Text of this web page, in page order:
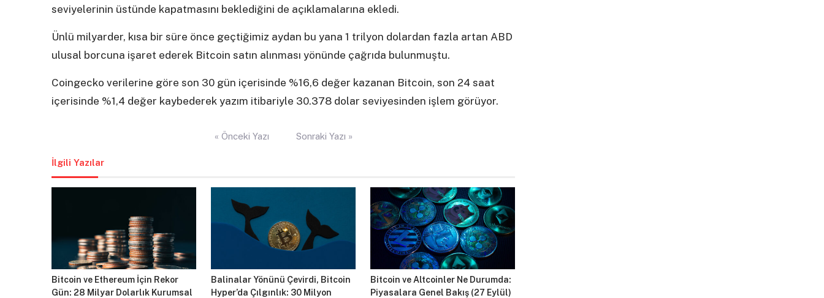
seviyelerinin üstünde kapatmasını beklediğini de açıklamalarına ekledi.
Ünlü milyarder, kısa bir süre önce geçtiğimiz aydan bu yana 1 trilyon dolardan fazla artan ABD
ulusal borcuna işaret ederek Bitcoin satın alınması yönünde çağrıda bulunmuştu.
Coingecko verilerine göre son 30 gün içerisinde %16,6 değer kazanan Bitcoin, son 24 saat
içerisinde %1,4 değer kaybederek yazım itibariyle 30.378 dolar seviyesinden işlem görüyor.
« Önceki Yazı Sonraki Yazı »
İlgili Yazılar
Bitcoin ve Ethereum İçin Rekor
Gün: 28 Milyar Dolarlık Kurumsal
Balinalar Yönünü Çevirdi, Bitcoin
Hyper’da Çılgınlık: 30 Milyon
Bitcoin ve Altcoinler Ne Durumda:
Piyasalara Genel Bakış (27 Eylül)